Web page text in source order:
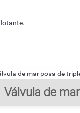
Válvula de